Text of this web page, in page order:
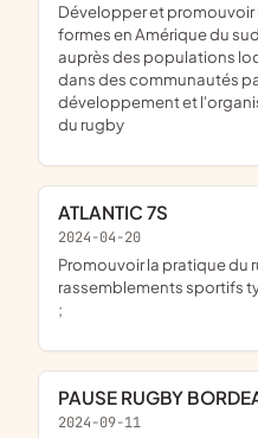
développer et promouvoir le rugby sous toutes ses
formes en Amérique du
auprès des populations
dans des communautés
développement et
du rugby
ATLANTIC 7S
2024-04-20
promouvoir la pratique du rugby à 7 ; participer à des
rassemblements sportifs
;
PAUSE RUGBY
2024-09-11